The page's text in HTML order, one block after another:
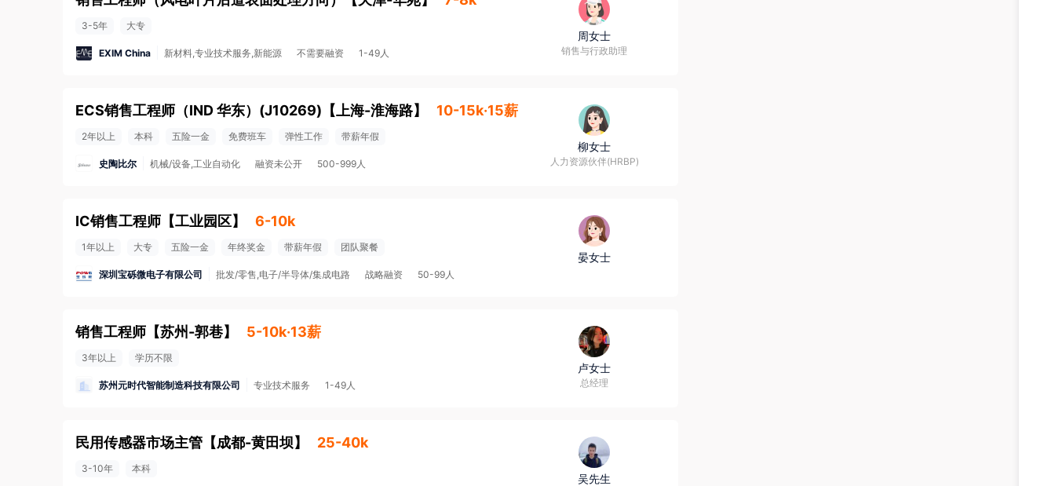
3-5年 大专
EXIM China 新材料,专业技术服务,新能源 不需要融资 1-49人
周女士
销售与行政助理
ECS销售工程师（IND 华东）(J10269) 【 上海-淮海路】 10-15k·15薪
2年以上 本科 五险一金 免费班车 弹性工作 带薪年假
史陶比尔 机械/设备,工业自动化 融资未公开 500-999人
柳女士
人力资源伙伴(HRBP)
IC销售工程师 【工业园区】 6-10k
1年以上 大专 五险一金 年终奖金 带薪年假 团队聚餐
深圳宝砾微电子有限公司 批发/零售,电子/半导体/集成电路 战略融资 50-99人
晏女士
销售工程师 【苏州-郭巷】 5-10k·13薪
3年以上 学历不限
苏州元时代智能制造科技有限公司 专业技术服务 1-49人
卢女士
总经理
民用传感器市场主管 【成都-黄田坝】 25-40k
3-10年 本科
吴先生